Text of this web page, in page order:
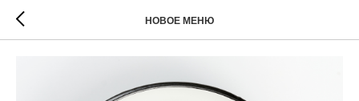
НОВОЕ МЕНЮ